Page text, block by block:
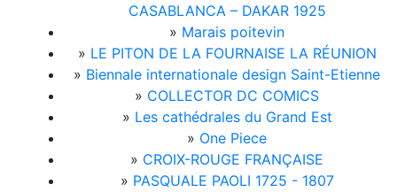
CASABLANCA – DAKAR 1925
» Marais poitevin
» LE PITON DE LA FOURNAISE LA RÉUNION
» Biennale internationale design Saint-Etienne
» COLLECTOR DC COMICS
» Les cathédrales du Grand Est
» One Piece
» CROIX-ROUGE FRANÇAISE
» PASQUALE PAOLI 1725 - 1807